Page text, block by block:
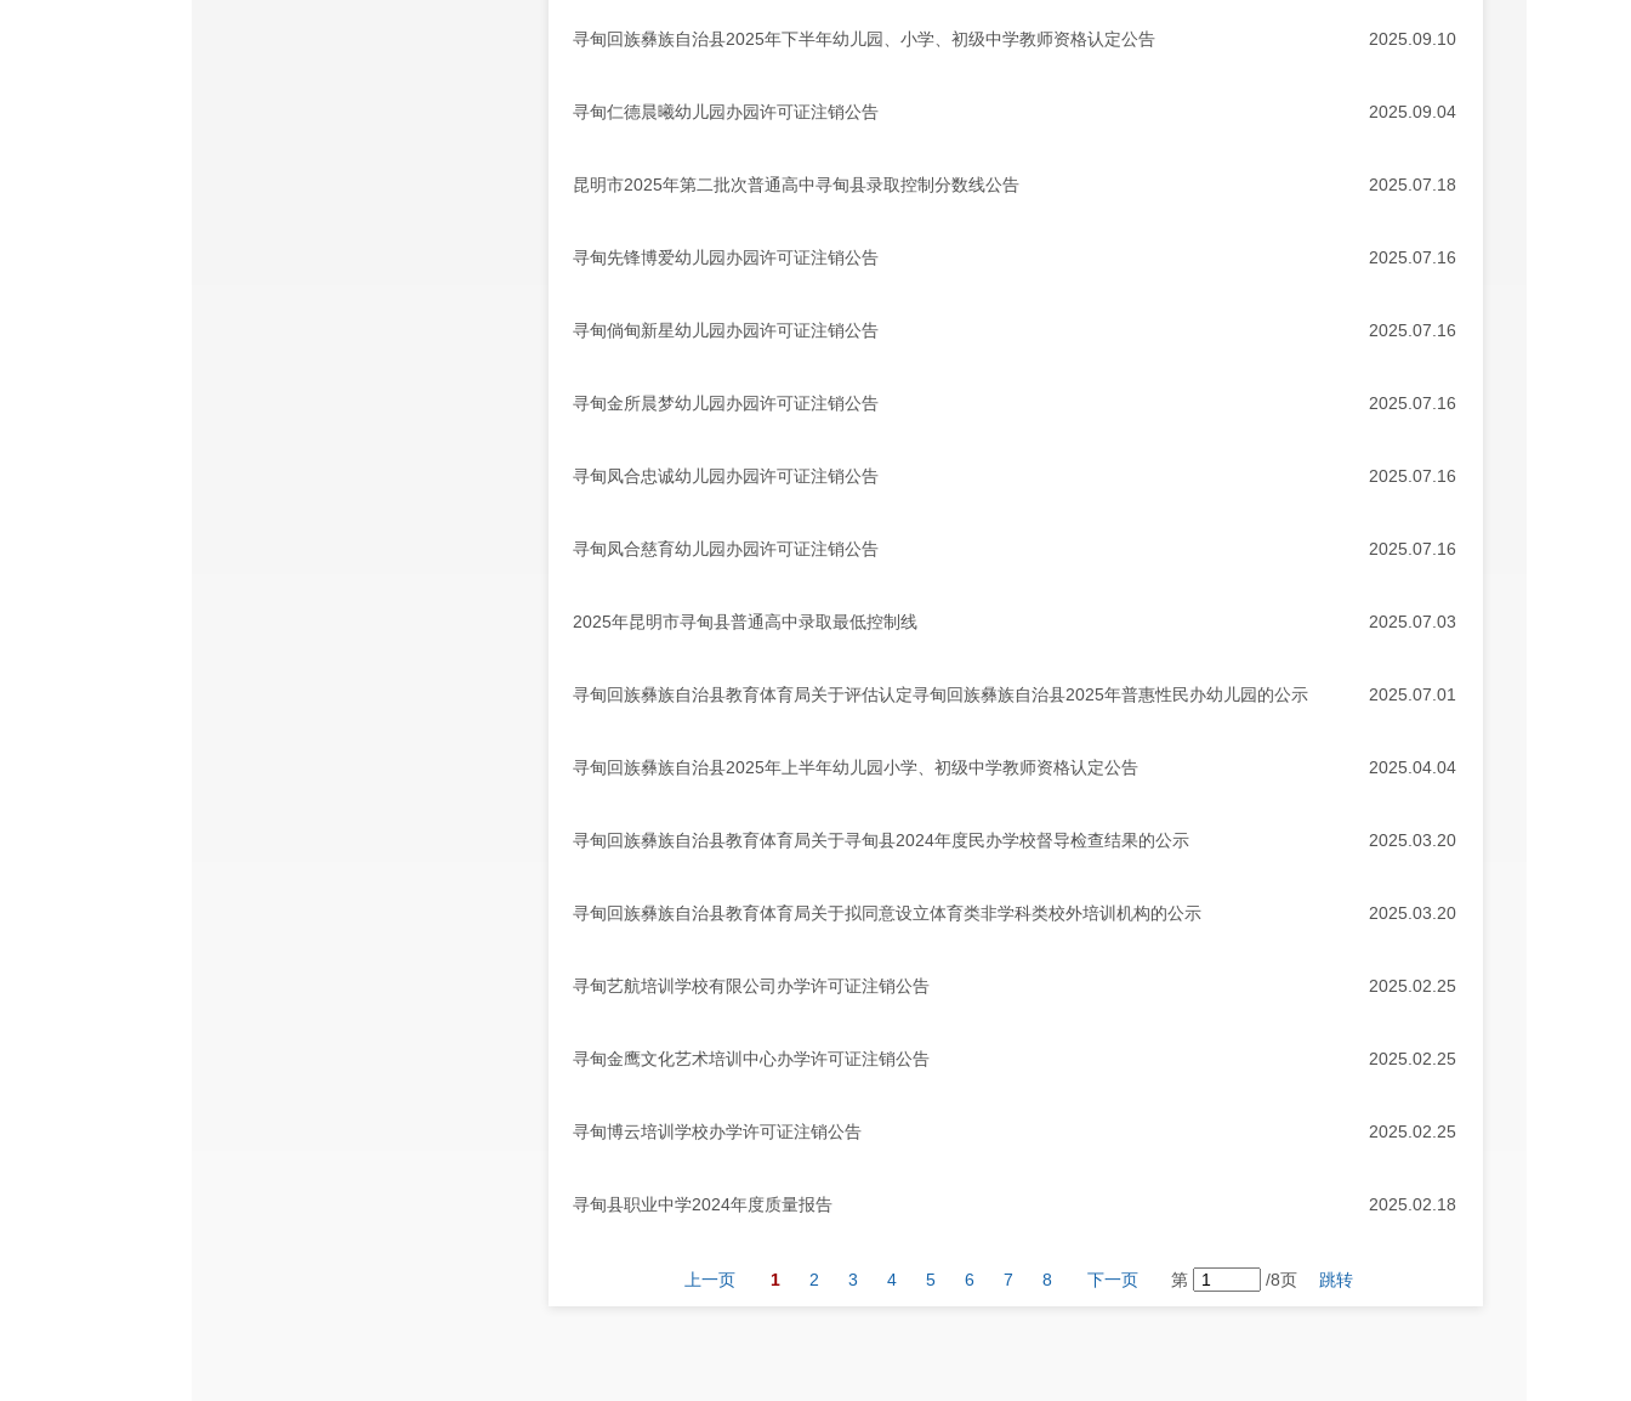
寻甸回族彝族自治县2025年下半年幼儿园、小学、初级中学教师资格认定公告 2025.09.10
寻甸仁德晨曦幼儿园办园许可证注销公告 2025.09.04
昆明市2025年第二批次普通高中寻甸县录取控制分数线公告 2025.07.18
寻甸先锋博爱幼儿园办园许可证注销公告 2025.07.16
寻甸倘甸新星幼儿园办园许可证注销公告 2025.07.16
寻甸金所晨梦幼儿园办园许可证注销公告 2025.07.16
寻甸凤合忠诚幼儿园办园许可证注销公告 2025.07.16
寻甸凤合慈育幼儿园办园许可证注销公告 2025.07.16
2025年昆明市寻甸县普通高中录取最低控制线 2025.07.03
寻甸回族彝族自治县教育体育局关于评估认定寻甸回族彝族自治县2025年普惠性民办幼儿园的公示 2025.07.01
寻甸回族彝族自治县2025年上半年幼儿园小学、初级中学教师资格认定公告 2025.04.04
寻甸回族彝族自治县教育体育局关于寻甸县2024年度民办学校督导检查结果的公示 2025.03.20
寻甸回族彝族自治县教育体育局关于拟同意设立体育类非学科类校外培训机构的公示 2025.03.20
寻甸艺航培训学校有限公司办学许可证注销公告 2025.02.25
寻甸金鹰文化艺术培训中心办学许可证注销公告 2025.02.25
寻甸博云培训学校办学许可证注销公告 2025.02.25
寻甸县职业中学2024年度质量报告 2025.02.18
上一页 1 2 3 4 5 6 7 8 下一页 第 /8页 跳转